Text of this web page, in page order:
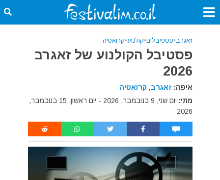
זאגרב•פסטיבלים•קולנוע•קרואטיה
פסטיבל הקולנוע של זאגרב
2026
איפה: זאגרב, קרואטיה
מתי:
יום שני, 9 בנובמבר, 2026 - יום ראשון, 15 בנובמבר,
2026